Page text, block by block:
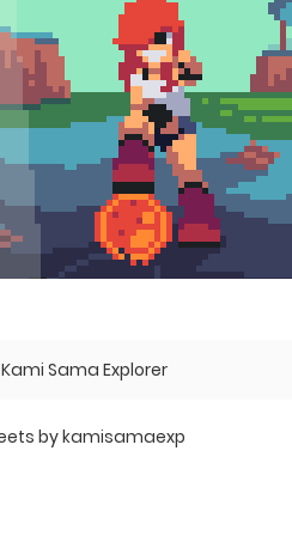
Kami Sama Explorer
by kamisamaexp